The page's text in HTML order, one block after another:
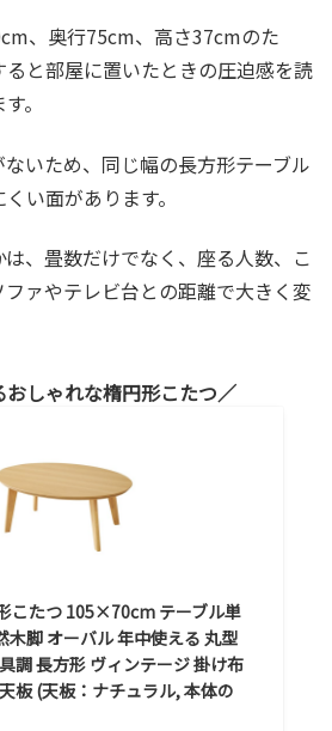
、奥行75cm、高さ37cmのた
と部屋に置いたときの圧迫感を読
。
いため、同じ幅の長方形テーブル
い面があります。
、畳数だけでなく、座る人数、こ
ァやテレビ台との距離で大きく変
しゃれな楕円形こたつ
こたつ 105×70cm テーブル単
木脚 オーバル 年中使える 丸型
調 長方形 ヴィンテージ 掛け布
板 (天板：ナチュラル, 本体の